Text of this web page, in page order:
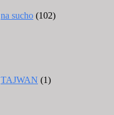
na sucho (102)
TAJWAN (1)